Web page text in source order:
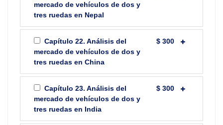
mercado de vehículos de dos y
tres ruedas en Nepal
Capítulo 22. Análisis del
mercado de vehículos de dos y
tres ruedas en China
$ 300
Capítulo 23. Análisis del
mercado de vehículos de dos y
tres ruedas en India
$ 300